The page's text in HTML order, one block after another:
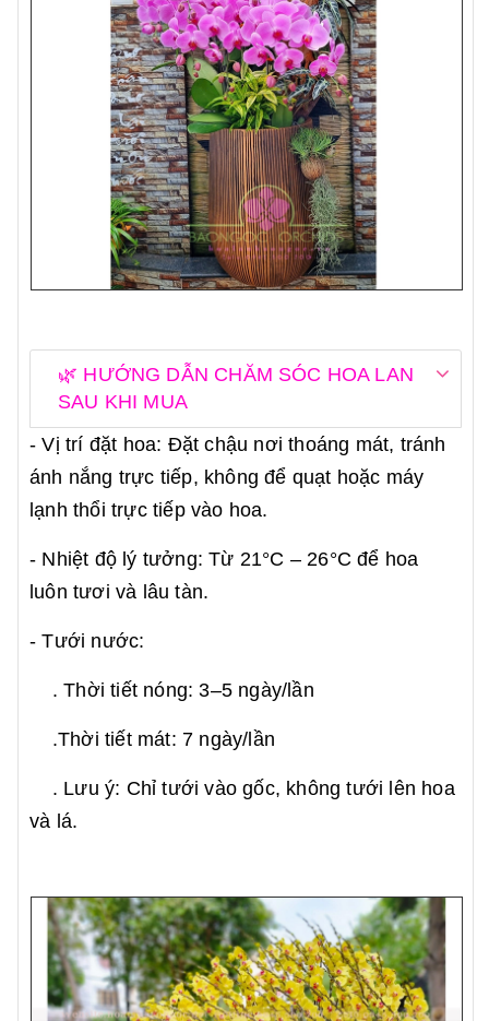
🌿 HƯỚNG DẪN CHĂM SÓC HOA LAN
SAU KHI MUA
- Vị trí đặt hoa: Đặt chậu nơi thoáng mát, tránh
ánh nắng trực tiếp, không để quạt hoặc máy
lạnh thổi trực tiếp vào hoa.
- Nhiệt độ lý tưởng: Từ 21°C – 26°C để hoa
luôn tươi và lâu tàn.
- Tưới nước:
. Thời tiết nóng: 3–5 ngày/lần
.Thời tiết mát: 7 ngày/lần
. Lưu ý: Chỉ tưới vào gốc, không tưới lên hoa
và lá.